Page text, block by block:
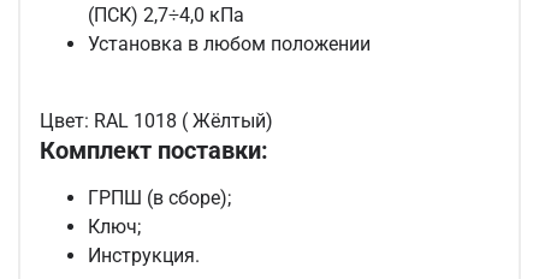
(ПСК) 2,7÷4,0 кПа
Установка в любом положении
Цвет: RAL 1018 ( Жёлтый)
Комплект поставки:
ГРПШ (в сборе);
Ключ;
Инструкция.